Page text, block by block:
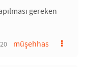
gereken
müşehhas